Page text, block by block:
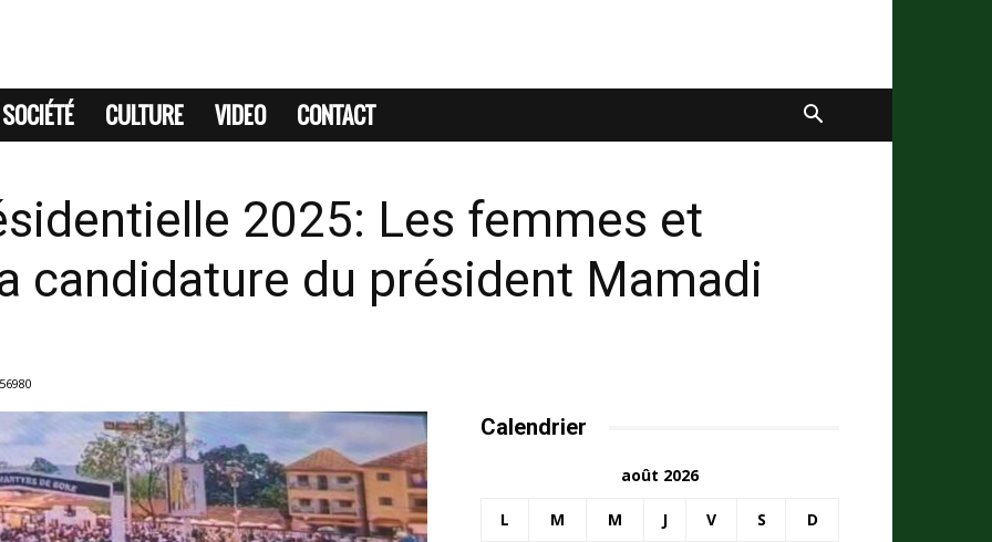
SOCIÉTÉ CULTURE VIDEO CONTACT
2025: Les femmes et
candidature du président Mamadi
56980
Calendrier
août 2026
L M M J V S D